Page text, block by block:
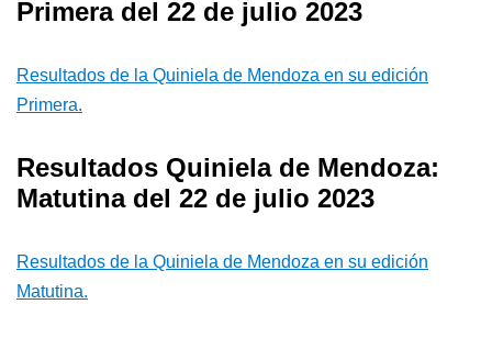
Primera del 22 de julio 2023
Resultados de la Quiniela de Mendoza en su edición
Primera.
Resultados Quiniela de Mendoza:
Matutina del 22 de julio 2023
Resultados de la Quiniela de Mendoza en su edición
Matutina.